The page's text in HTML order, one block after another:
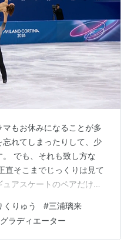
もお休みになることが多
れてしまったりして、少
でも、それも致し方な
直そこまでじっくりは見て
アスケートのペアだけは
ア自体、普段はニュース
ゅう」という愛称も、ど
ていませんでした。 とこ
くりゅう #三浦璃来
グラディエーター